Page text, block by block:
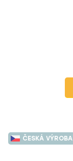
ČESKÁ VÝROBA